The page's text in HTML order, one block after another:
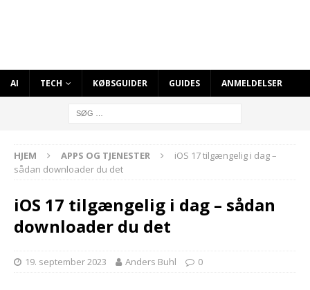
AI TECH KØBSGUIDER GUIDES ANMELDELSER
HJEM APPS OG TJENESTER
iOS 17 tilgængelig i dag –
sådan downloader du det
iOS 17 tilgængelig i dag – sådan
downloader du det
19. september 2023 Anders Buhl 0